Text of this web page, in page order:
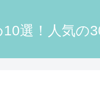
選！人気の